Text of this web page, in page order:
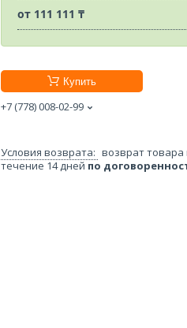
от 111 111 ₸
Купить
+7 (778) 008-02-99
возврат товара
течение 14 дней по